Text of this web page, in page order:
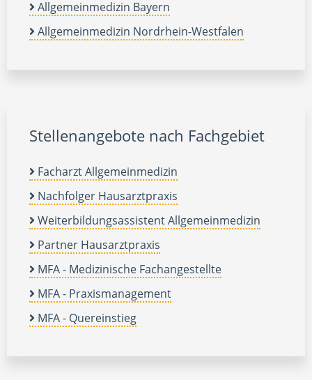
Allgemeinmedizin Bayern
Allgemeinmedizin Nordrhein-Westfalen
Stellenangebote nach Fachgebiet
Facharzt Allgemeinmedizin
Nachfolger Hausarztpraxis
Weiterbildungsassistent Allgemeinmedizin
Partner Hausarztpraxis
MFA - Medizinische Fachangestellte
MFA - Praxismanagement
MFA - Quereinstieg